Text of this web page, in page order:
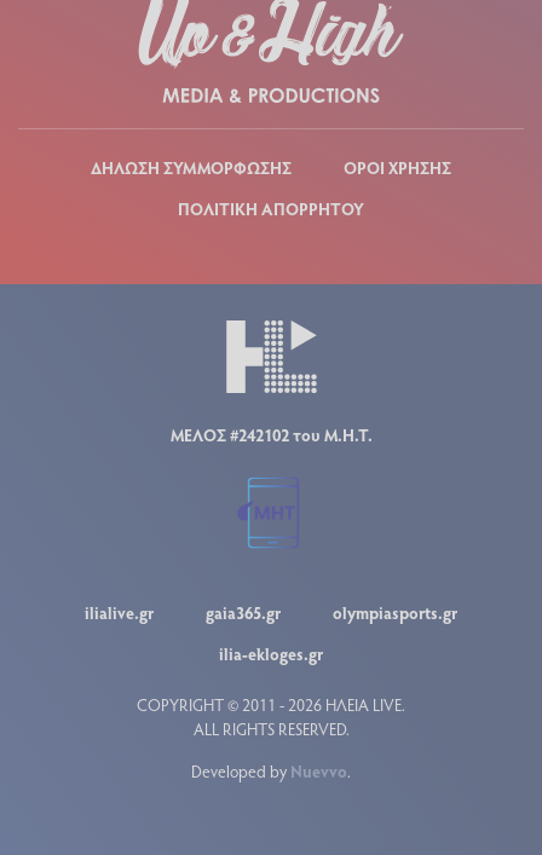
ΔΗΛΩΣΗ ΣΥΜΜΟΡΦΩΣΗΣ
ΟΡΟΙ ΧΡΗΣΗΣ
ΠΟΛΙΤΙΚΗ ΑΠΟΡΡΗΤΟΥ
ΜΕΛΟΣ #242102 του Μ.Η.Τ.
ilialive.gr gaia365.gr
olympiasports.gr
ilia-ekloges.gr
COPYRIGHT © 2011 - 2026 ΗΛΕΙΑ LIVE.
ALL RIGHTS RESERVED.
Developed by Nuevvo.